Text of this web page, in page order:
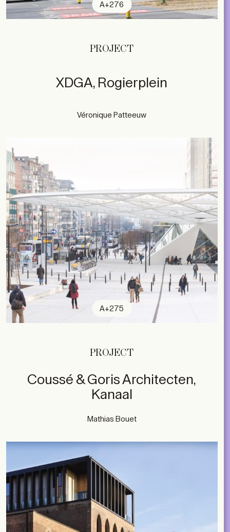
A+276
PROJECT
XDGA, Rogierplein
Véronique Patteeuw
A+275
PROJECT
Coussé & Goris Architecten,
Kanaal
Mathias Bouet